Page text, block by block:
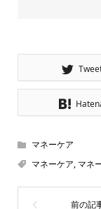
マネーケア
マネーケア, マネ